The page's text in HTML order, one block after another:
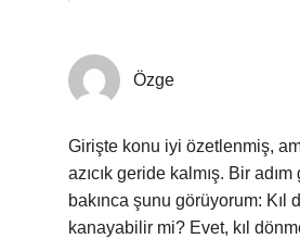
Özge
Girişte konu iyi özetlenmiş,
azıcık geride kalmış. Bir
bakınca şunu görüyorum: Kıl
kanayabilir mi? Evet, kıl